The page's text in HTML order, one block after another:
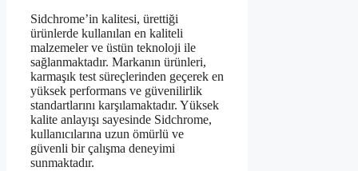
Sidchrome’in kalitesi, ürettiği
ürünlerde kullanılan en kaliteli
malzemeler ve üstün teknoloji ile
sağlanmaktadır. Markanın ürünleri,
karmaşık test süreçlerinden geçerek en
yüksek performans ve güvenilirlik
standartlarını karşılamaktadır. Yüksek
kalite anlayışı sayesinde Sidchrome,
kullanıcılarına uzun ömürlü ve
güvenli bir çalışma deneyimi
sunmaktadır.